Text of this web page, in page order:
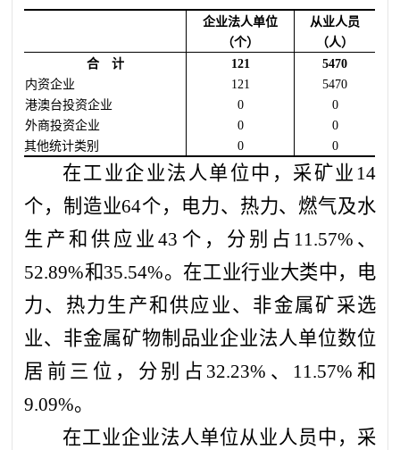
企业法人单位
（个）
从业人员
（人）
合 计
121
5470
内资企业
121
5470
港澳台投资企业
0
0
外商投资企业
0
0
其他统计类别
0 0
在工业企业法人单位中，采矿业14
个，制造业64个，电力、热力、燃气及水
生产和供应业43个，分别占11.57%、
52.89%和35.54%。在工业行业大类中，电
力、热力生产和供应业、非金属矿采选
业、非金属矿物制品业企业法人单位数位
居前三位，分别占32.23%、11.57%和
9.09%。
在工业企业法人单位从业人员中，采